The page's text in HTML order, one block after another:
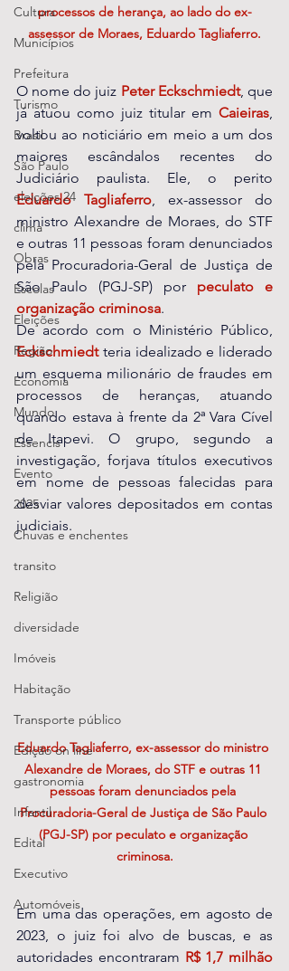
Cultura
Municípios
Prefeitura
Turismo
Brasil
São Paulo
eleições 24
clima
Obras
Escolas
Eleições
Região
Economia
Mundo
Essencis
Evento
2025
Chuvas e enchentes
transito
Religião
diversidade
Imóveis
Habitação
Transporte público
Edição on line
gastronomia
Infantil
Edital
Executivo
Automóveis
processos de herança, ao lado do ex-
assessor de Moraes, Eduardo Tagliaferro.
O nome do juiz Peter Eckschmiedt, que
já atuou como juiz titular em Caieiras,
voltou ao noticiário em meio a um dos
maiores escândalos recentes do
Eduardo Tagliaferro, ex-assessor do
ministro Alexandre de Moraes, do STF
e outras 11 pessoas foram denunciados
pela Procuradoria-Geral de Justiça de
São Paulo (PGJ-SP) por peculato e
organização criminosa.
Eckschmiedt teria idealizado e liderado
um esquema milionário de fraudes em
processos de heranças, atuando
quando estava à frente da 2ª Vara Cível
de Itapevi. O grupo, segundo a
investigação, forjava títulos executivos
em nome de pessoas falecidas para
desviar valores depositados em contas
judiciais.
Eduardo Tagliaferro, ex-assessor do ministro
Alexandre de Moraes, do STF e outras 11
pessoas foram denunciados pela
Procuradoria-Geral de Justiça de São Paulo
(PGJ-SP) por peculato e organização
criminosa.
Em uma das operações, em agosto de
2023, o juiz foi alvo de buscas, e as
autoridades encontraram R$ 1,7 milhão